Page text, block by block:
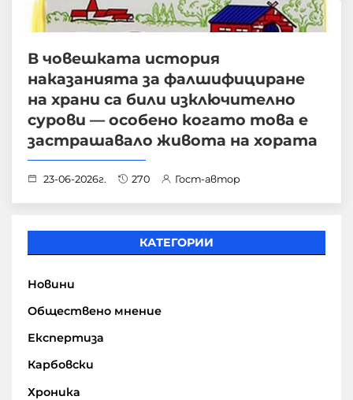
В човешката история
наказанията за фалшифициране
на храни са били изключително
сурови — особено когато това е
застрашавало живота на хората
23-06-2026г. 270 Гост-автор
КАТЕГОРИИ
Новини
Обществено мнение
Експертиза
Карбовски
Хроника